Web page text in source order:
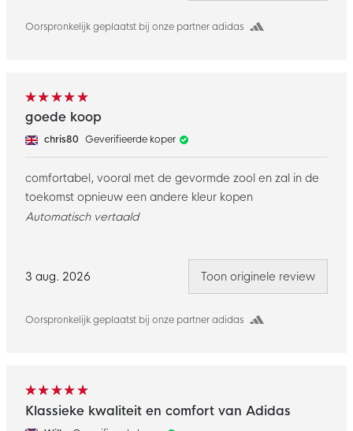
Oorspronkelijk geplaatst bij onze partner adidas
3 aug. 2026
Oorspronkelijk geplaatst bij onze partner adidas
goede koop
chris80 Geverifieerde koper
comfortabel, vooral met de gevormde zool en zal in de
toekomst opnieuw een andere kleur kopen
Automatisch vertaald
Toon originele review
Klassieke kwaliteit en comfort van Adidas